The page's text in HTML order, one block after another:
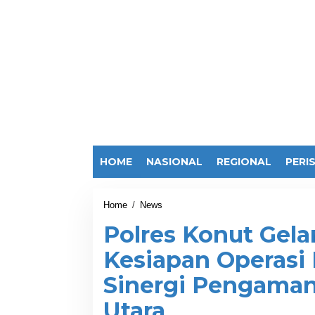
HOME NASIONAL REGIONAL
Home / News
r
e
s
K
o
n
Polres Konut
Kesiapan
Sinergi